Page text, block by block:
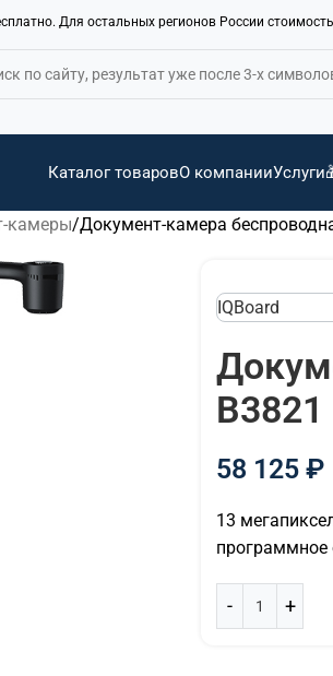
Для остальных регионов России
Каталог товаровО компанииУслуги
камеры Документ-камера
IQBoard
B3821
58 125 ₽
13
программное